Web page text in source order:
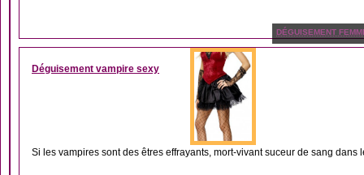
DÉGUISEMENT
Déguisement vampire sexy
Si les vampires sont des êtres effrayants, mort-vivant suceur de sang dans